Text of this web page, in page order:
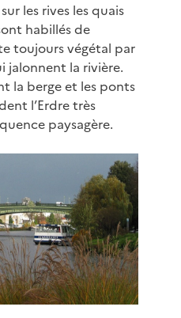
les rives les quais
habillés de
toujours végétal par
jalonnent la rivière.
la berge et les ponts
l’Erdre très
paysagère.